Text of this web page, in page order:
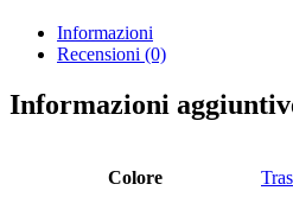
Distributori e
Informazioni
Recensioni (0)
Informazioni
Colore